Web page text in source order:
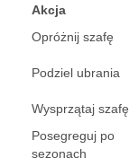
Akcja
Opróżnij szafę
Podziel ubrania
Wysprzątaj szafę
Posegreguj po
sezonach